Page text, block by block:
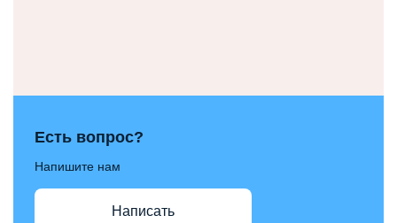
Есть вопрос?
Напишите нам
Написать